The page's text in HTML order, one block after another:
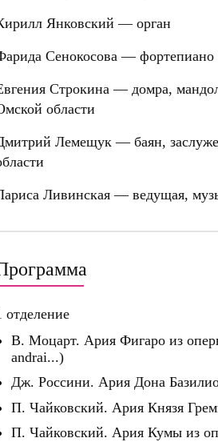
Янковский — орган
Сенокосова — фортепиано
Строкина — домра,
области
Лемещук — баян,
Ливинская — ведущая,
отделение
В. Моцарт. Ария Фигаро из
andrai...)
Дж. Россини. Ария Дона
П. Чайковский. Ария Князя
П. Чайковский. Ария Кумы из